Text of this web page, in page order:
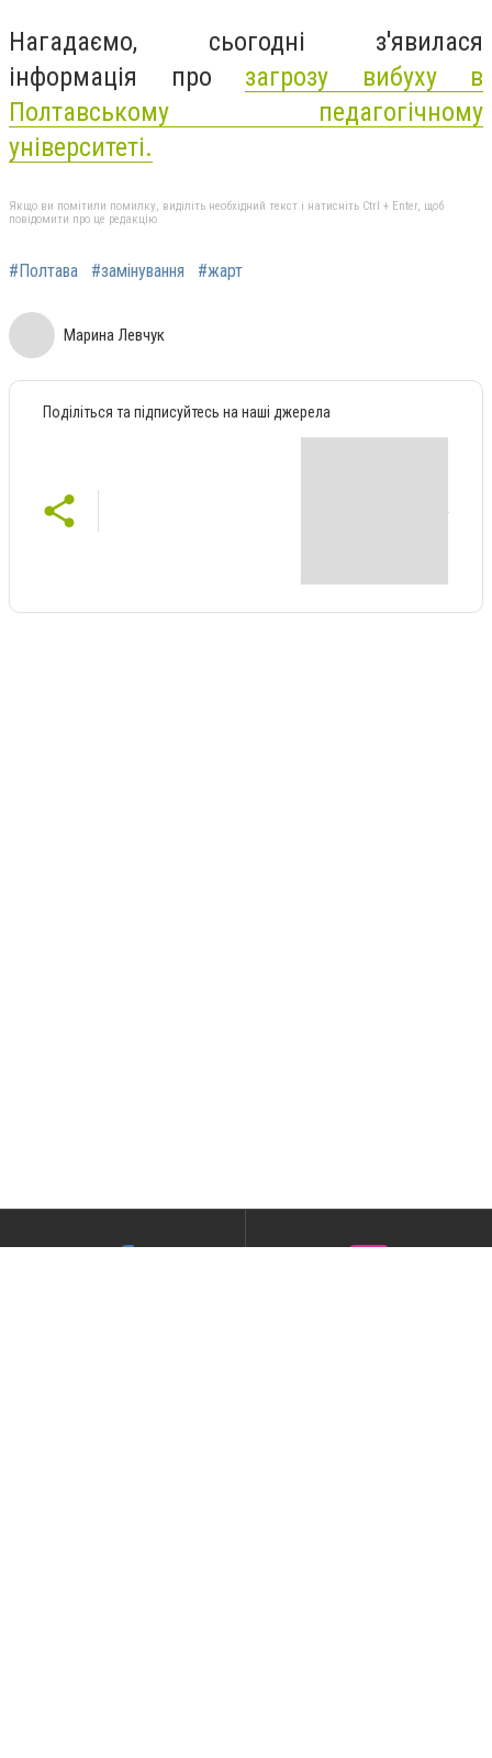
Нагадаємо, сьогодні з'явилася
інформація про загрозу вибуху в
Полтавському педагогічному
університеті.
Якщо ви помітили помилку, виділіть необхідний текст і натисніть Ctrl + Enter, щоб
повідомити про це редакцію
#Полтава #замінування #жарт
Марина Левчук
Поділіться та підписуйтесь на наші джерела